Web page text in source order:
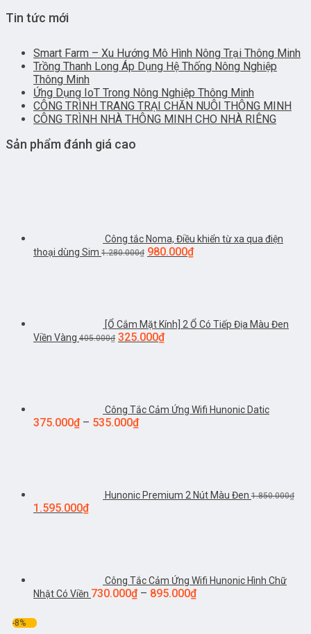
Tin tức mới
Smart Farm – Xu Hướng Mô Hình Nông Trại Thông Minh
Trồng Thanh Long Áp Dụng Hệ Thống Nông Nghiệp
Thông Minh
Ứng Dụng IoT Trong Nông Nghiệp Thông Minh
CÔNG TRÌNH TRANG TRẠI CHĂN NUÔI THÔNG MINH
CÔNG TRÌNH NHÀ THÔNG MINH CHO NHÀ RIÊNG
Sản phẩm đánh giá cao
Công tắc Noma, Điều khiển từ xa qua điện
thoại dùng Sim 1.280.000₫ 980.000₫
[Ổ Cắm Mặt Kính] 2 Ổ Có Tiếp Địa Màu Đen
Viền Vàng 405.000₫ 325.000₫
Công Tắc Cảm Ứng Wifi Hunonic Datic
375.000₫– 535.000₫
Hunonic Premium 2 Nút Màu Đen 1.850.000₫
1.595.000₫
Công Tắc Cảm Ứng Wifi Hunonic Hình Chữ
Nhật Có Viền 730.000₫– 895.000₫
-8%